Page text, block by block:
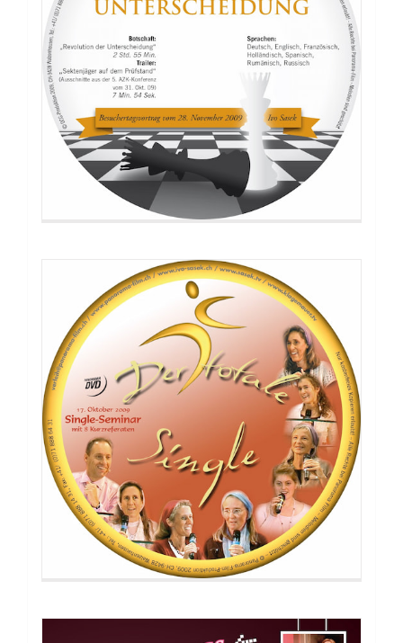
DVD: Der totale Single
DVD: Predigt Visionierungskonferenz:
Das Power Team